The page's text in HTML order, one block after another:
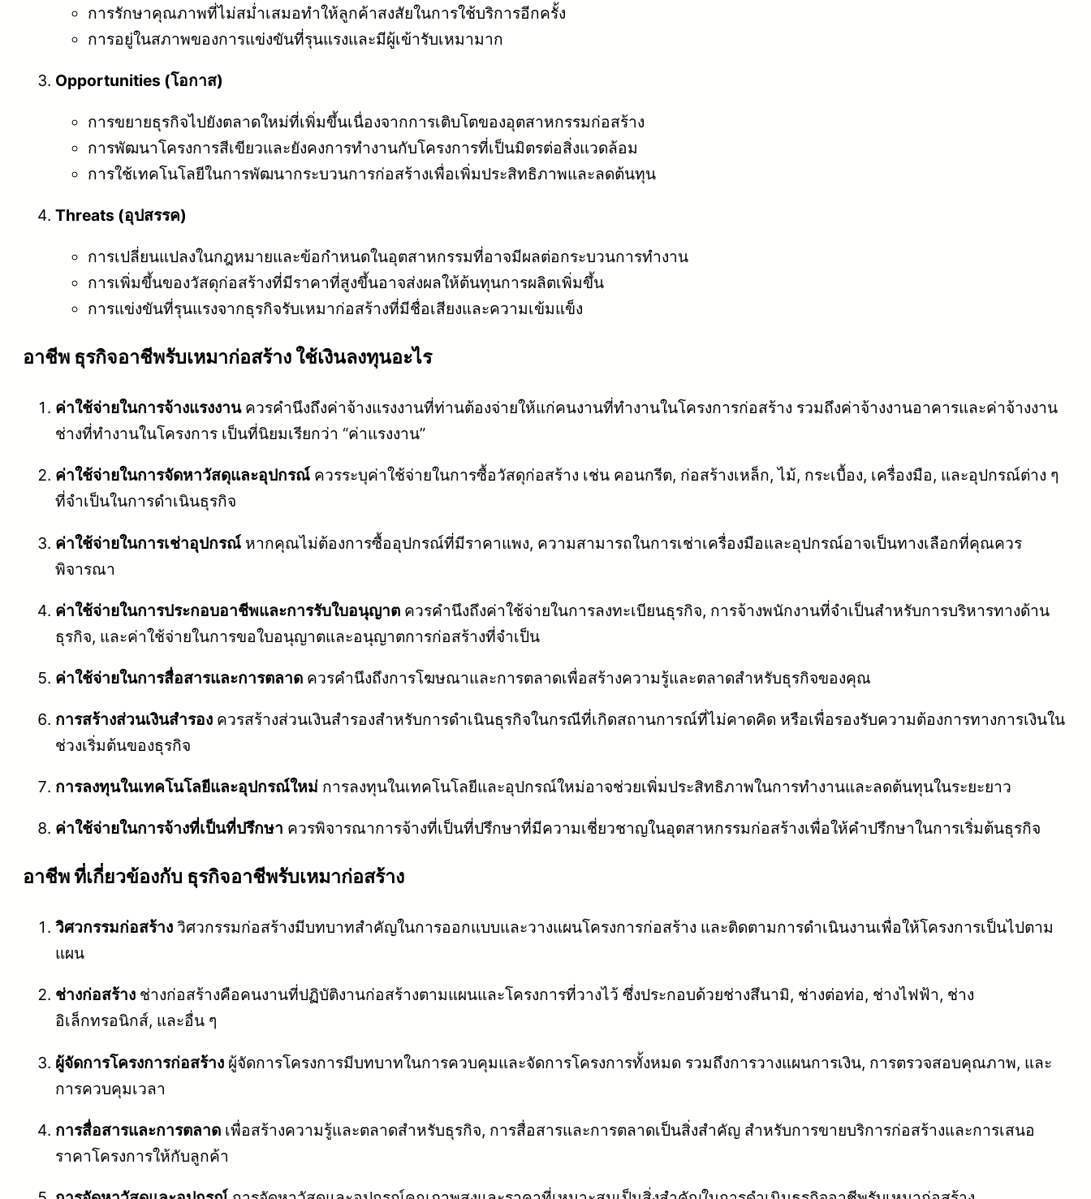
การรักษาคุณภาพที่ไม่สม่ำเสมอทำให้ลูกค้าสงสัยในการใช้บริการอีกครั้ง
การอยู่ในสภาพของการแข่งขันที่รุนแรงและมีผู้เข้ารับเหมามาก
Opportunities (โอกาส)
การขยายธุรกิจไปยังตลาดใหม่ที่เพิ่มขึ้นเนื่องจากการเติบโตของอุตสาหกรรมก่อสร้าง
การพัฒนาโครงการสีเขียวและยังคงการทำงานกับโครงการที่เป็นมิตรต่อสิ่งแวดล้อม
การใช้เทคโนโลยีในการพัฒนากระบวนการก่อสร้างเพื่อเพิ่มประสิทธิภาพและลดต้นทุน
Threats (อุปสรรค)
การเปลี่ยนแปลงในกฎหมายและข้อกำหนดในอุตสาหกรรมที่อาจมีผลต่อกระบวนการทำงาน
การเพิ่มขึ้นของวัสดุก่อสร้างที่มีราคาที่สูงขึ้นอาจส่งผลให้ต้นทุนการผลิตเพิ่มขึ้น
การแข่งขันที่รุนแรงจากธุรกิจรับเหมาก่อสร้างที่มีชื่อเสียงและความเข้มแข็ง
อาชีพ ธุรกิจอาชีพรับเหมาก่อสร้าง ใช้เงินลงทุนอะไร
ค่าใช้จ่ายในการจ้างแรงงานควรคำนึงถึงค่าจ้างแรงงานที่ท่านต้องจ่ายให้แก่คนงานที่ทำงานในโครงการก่อสร้าง รวมถึงค่าจ้างงานอาคารและค่าจ้างงาน
ช่างที่ทำงานในโครงการ เป็นที่นิยมเรียกว่า “ค่าแรงงาน”
ค่าใช้จ่ายในการจัดหาวัสดุและอุปกรณ์ ควรระบุค่าใช้จ่ายในการซื้อวัสดุก่อสร้าง เช่น คอนกรีต, ก่อสร้างเหล็ก, ไม้, กระเบื้อง, เครื่องมือ, และอุปกรณ์ต่าง ๆ
ที่จำเป็นในการดำเนินธุรกิจ
ค่าใช้จ่ายในการเช่าอุปกรณ์ หากคุณไม่ต้องการซื้ออุปกรณ์ที่มีราคาแพง, ความสามารถในการเช่าเครื่องมือและอุปกรณ์อาจเป็นทางเลือกที่คุณควร
พิจารณา
ค่าใช้จ่ายในการประกอบอาชีพและการรับใบอนุญาต ควรคำนึงถึงค่าใช้จ่ายในการลงทะเบียนธุรกิจ, การจ้างพนักงานที่จำเป็นสำหรับการบริหารทางด้าน
ธุรกิจ, และค่าใช้จ่ายในการขอใบอนุญาตและอนุญาตการก่อสร้างที่จำเป็น
ค่าใช้จ่ายในการสื่อสารและการตลาด ควรคำนึงถึงการโฆษณาและการตลาดเพื่อสร้างความรู้และตลาดสำหรับธุรกิจของคุณ
การสร้างส่วนเงินสำรอง ควรสร้างส่วนเงินสำรองสำหรับการดำเนินธุรกิจในกรณีที่เกิดสถานการณ์ที่ไม่คาดคิด หรือเพื่อรองรับความต้องการทางการเงินใน
ช่วงเริ่มต้นของธุรกิจ
การลงทุนในเทคโนโลยีและอุปกรณ์ใหม่ การลงทุนในเทคโนโลยีและอุปกรณ์ใหม่อาจช่วยเพิ่มประสิทธิภาพในการทำงานและลดต้นทุนในระยะยาว
ค่าใช้จ่ายในการจ้างที่เป็นที่ปรึกษา ควรพิจารณาการจ้างที่เป็นที่ปรึกษาที่มีความเชี่ยวชาญในอุตสาหกรรมก่อสร้างเพื่อให้คำปรึกษาในการเริ่มต้นธุรกิจ
อาชีพ ที่เกี่ยวข้องกับ ธุรกิจอาชีพรับเหมาก่อสร้าง
วิศวกรรมก่อสร้าง วิศวกรรมก่อสร้างมีบทบาทสำคัญในการออกแบบและวางแผนโครงการก่อสร้าง และติดตามการดำเนินงานเพื่อให้โครงการเป็นไปตาม
แผน
ช่างก่อสร้าง ช่างก่อสร้างคือคนงานที่ปฏิบัติงานก่อสร้างตามแผนและโครงการที่วางไว้ ซึ่งประกอบด้วยช่างสึนามิ, ช่างต่อท่อ, ช่างไฟฟ้า, ช่าง
อิเล็กทรอนิกส์, และอื่น ๆ
ผู้จัดการโครงการก่อสร้าง ผู้จัดการโครงการมีบทบาทในการควบคุมและจัดการโครงการทั้งหมด รวมถึงการวางแผนการเงิน, การตรวจสอบคุณภาพ, และ
การควบคุมเวลา
การสื่อสารและการตลาด เพื่อสร้างความรู้และตลาดสำหรับธุรกิจ, การสื่อสารและการตลาดเป็นสิ่งสำคัญ สำหรับการขายบริการก่อสร้างและการเสนอ
ราคาโครงการให้กับลูกค้า